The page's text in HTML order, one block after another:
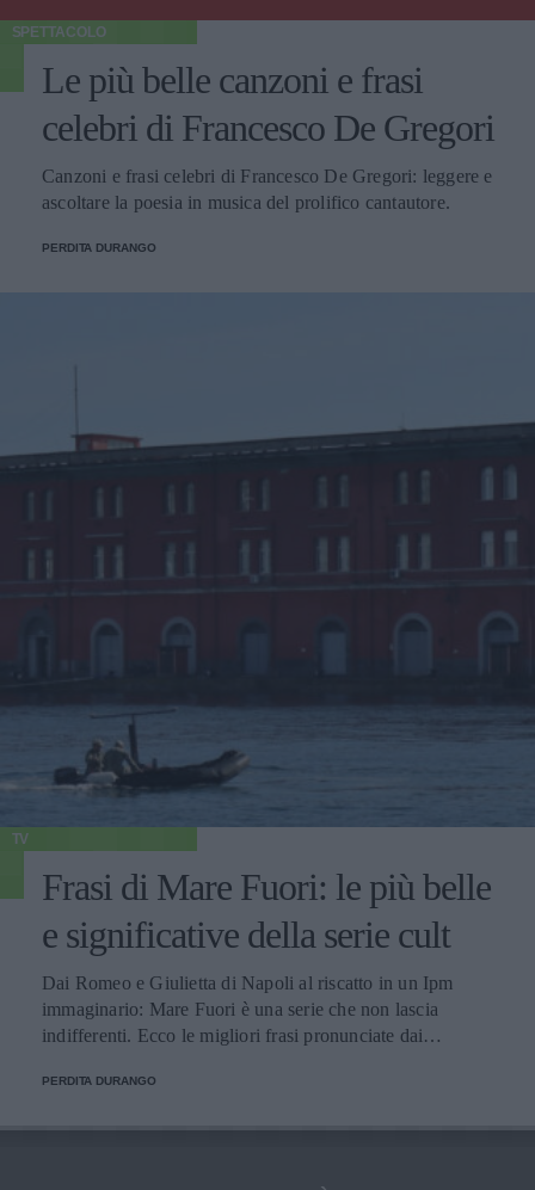
SPETTACOLO
Le più belle canzoni e frasi
celebri di Francesco De Gregori
Canzoni e frasi celebri di Francesco De Gregori: leggere e
ascoltare la poesia in musica del prolifico cantautore.
PERDITA DURANGO
TV
Frasi di Mare Fuori: le più belle
e significative della serie cult
Dai Romeo e Giulietta di Napoli al riscatto in un Ipm
immaginario: Mare Fuori è una serie che non lascia
indifferenti. Ecco le migliori frasi pronunciate dai
PERDITA DURANGO